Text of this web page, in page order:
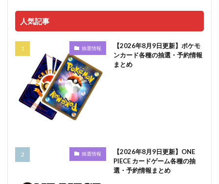
人気記事
抽選情報
【2026年8月9日更新】ポケモ
ンカード各種の抽選・予約情報
まとめ
抽選情報
【2026年8月9日更新】ONE
PIECE カードゲーム各種の抽
選・予約情報まとめ